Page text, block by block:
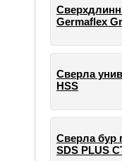
Germaflex
Сверла
HSS
Cверла бур
SDS PLUS